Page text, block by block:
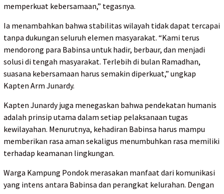
memperkuat kebersamaan,” tegasnya.
Ia menambahkan bahwa stabilitas wilayah tidak dapat tercapai
tanpa dukungan seluruh elemen masyarakat. “Kami terus
mendorong para Babinsa untuk hadir, berbaur, dan menjadi
solusi di tengah masyarakat. Terlebih di bulan Ramadhan,
suasana kebersamaan harus semakin diperkuat,” ungkap
Kapten Arm Junardy.
Kapten Junardy juga menegaskan bahwa pendekatan humanis
adalah prinsip utama dalam setiap pelaksanaan tugas
kewilayahan. Menurutnya, kehadiran Babinsa harus mampu
memberikan rasa aman sekaligus menumbuhkan rasa memiliki
terhadap keamanan lingkungan.
Warga Kampung Pondok merasakan manfaat dari komunikasi
yang intens antara Babinsa dan perangkat kelurahan. Dengan